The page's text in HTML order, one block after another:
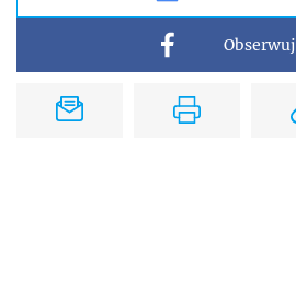
Obserwuj